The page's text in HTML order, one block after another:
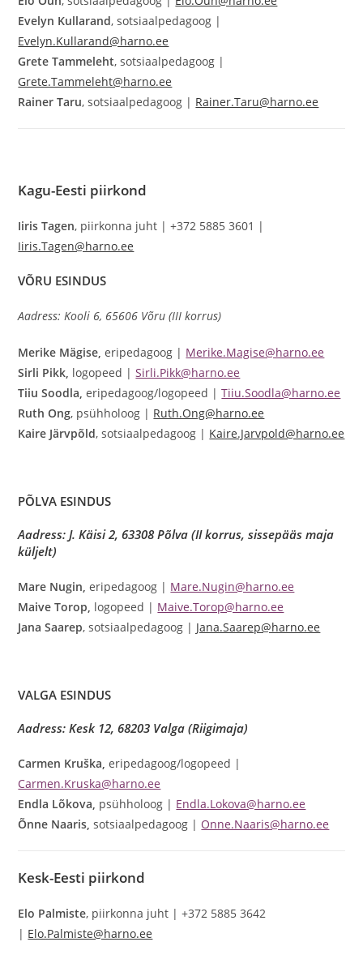
Evelyn Kullarand, sotsiaalpedagoog |
Evelyn.Kullarand@harno.ee
Grete Tammeleht, sotsiaalpedagoog |
Grete.Tammeleht@harno.ee
Rainer Taru, sotsiaalpedagoog | Rainer.Taru@harno.ee
Kagu-Eesti piirkond
Iiris Tagen, piirkonna juht | +372 5885 3601 |
Iiris.Tagen@harno.ee
VÕRU ESINDUS
Aadress: Kooli 6, 65606 Võru (III korrus)
Merike Mägise,eripedagoog | Merike.Magise@harno.ee
Sirli Pikk, logopeed |Sirli.Pikk@harno.ee
Tiiu Soodla,eripedagoog/logopeed |Tiiu.Soodla@harno.ee
Ruth Ong, psühholoog | Ruth.Ong@harno.ee
Kaire Järvpõld, sotsiaalpedagoog | Kaire.Jarvpold@harno.ee
PÕLVA ESINDUS
Aadress: J. Käisi 2, 63308 Põlva (II korrus, sissepääs maja
küljelt)
Mare Nugin,eripedagoog | Mare.Nugin@harno.ee
Maive Torop, logopeed | Maive.Torop@harno.ee
Jana Saarep, sotsiaalpedagoog | Jana.Saarep@harno.ee
VALGA ESINDUS
Aadress: Kesk 12, 68203 Valga (Riigimaja)
Carmen Kruška,eripedagoog/logopeed |
Carmen.Kruska@harno.ee
Endla Lõkova, psühholoog | Endla.Lokova@harno.ee
Õnne Naaris,sotsiaalpedagoog | Onne.Naaris@harno.ee
Kesk-Eesti piirkond
Elo Palmiste, piirkonna juht | +372 5885 3642
| Elo.Palmiste@harno.ee